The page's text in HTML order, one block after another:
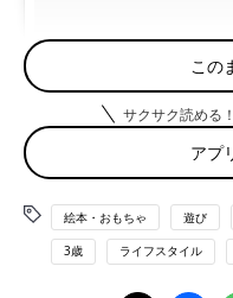
mr ∞*‥さん(@carrie_mri)
インスタグラマーのまろさ
遊ばせているそう。
魚が大好きで、この魚釣り
この
サクサク読める
アプ
絵本・おもちゃ 遊び
3歳 ライフスタイル